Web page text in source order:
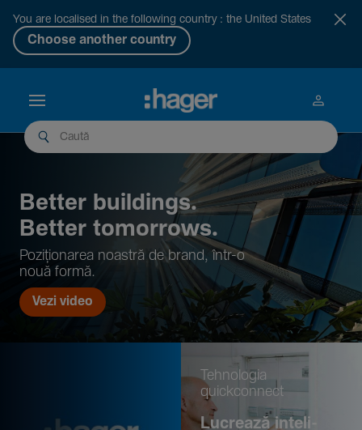
You are localised in the following country : the United States
Choose another country
Better buil­dings.
Better tomor­rows.
Pozi­țio­narea noastră de brand, într-o
nouă formă.
Vezi video
Tehno­logia
quickconnect
Lucrează inte­li­